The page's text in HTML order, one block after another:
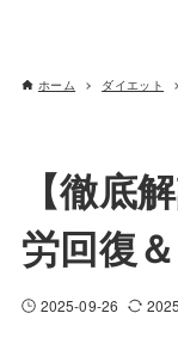
ホーム ダイエット
【徹底
労回復
2025-09-26